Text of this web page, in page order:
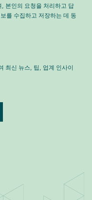
, 본인의 요청을 처리하고 답
를 수집하고 저장하는 데 동
최신 뉴스, 팁, 업계 인사이